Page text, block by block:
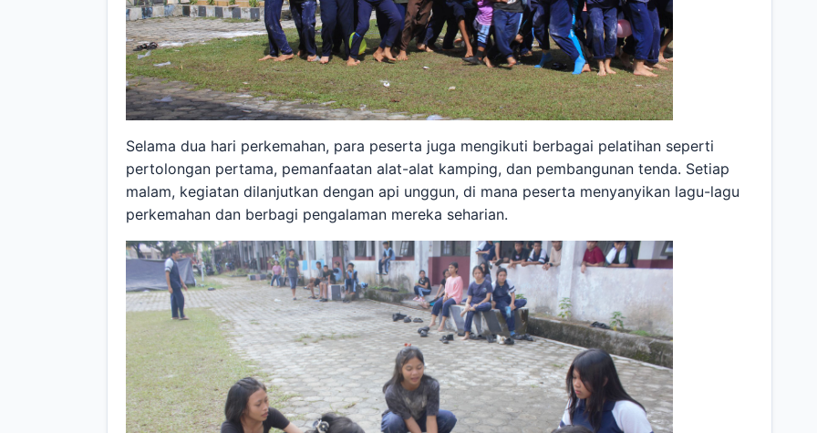
Selama dua hari perkemahan, para peserta juga mengikuti berbagai pelatihan seperti
pertolongan pertama, pemanfaatan alat-alat kamping, dan pembangunan tenda. Setiap
malam, kegiatan dilanjutkan dengan api unggun, di mana peserta menyanyikan lagu-lagu
perkemahan dan berbagi pengalaman mereka seharian.